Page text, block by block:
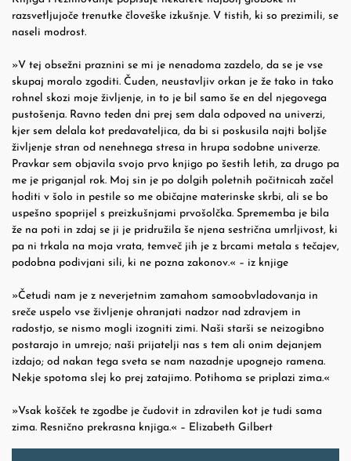
razsvetljujoče trenutke človeške izkušnje. V tistih, ki so prezimili, se
naseli modrost.
»V tej obsežni praznini se mi je nenadoma zazdelo, da se je vse
skupaj moralo zgoditi. Čuden, neustavljiv orkan je že tako in tako
rohnel skozi moje življenje, in to je bil samo še en del njegovega
pustošenja. Ravno teden dni prej sem dala odpoved na univerzi,
kjer sem delala kot predavateljica, da bi si poskusila najti boljše
življenje stran od nenehnega stresa in hrupa sodobne univerze.
Pravkar sem objavila svojo prvo knjigo po šestih letih, za drugo pa
me je priganjal rok. Moj sin je po dolgih poletnih počitnicah začel
hoditi v šolo in pestile so me običajne materinske skrbi, ali se bo
uspešno spoprijel s preizkušnjami prvošolčka. Sprememba je bila
že na poti in zdaj se ji je pridružila še njena sestrična umrljivost, ki
pa ni trkala na moja vrata, temveč jih je z brcami metala s tečajev,
podobna podivjani sili, ki ne pozna zakonov.« – iz knjige
»Četudi nam je z neverjetnim zamahom samoobvladovanja in
sreče uspelo vse življenje ohranjati nadzor nad zdravjem in
radostjo, se nismo mogli izogniti zimi. Naši starši se neizogibno
postarajo in umrejo; naši prijatelji nas s tem ali onim dejanjem
izdajo; od nakan tega sveta se nam nazadnje upognejo ramena.
Nekje spotoma slej ko prej zatajimo. Potihoma se priplazi zima.«
»Vsak košček te zgodbe je čudovit in zdravilen kot je tudi sama
zima. Resnično prekrasna knjiga.« – Elizabeth Gilbert